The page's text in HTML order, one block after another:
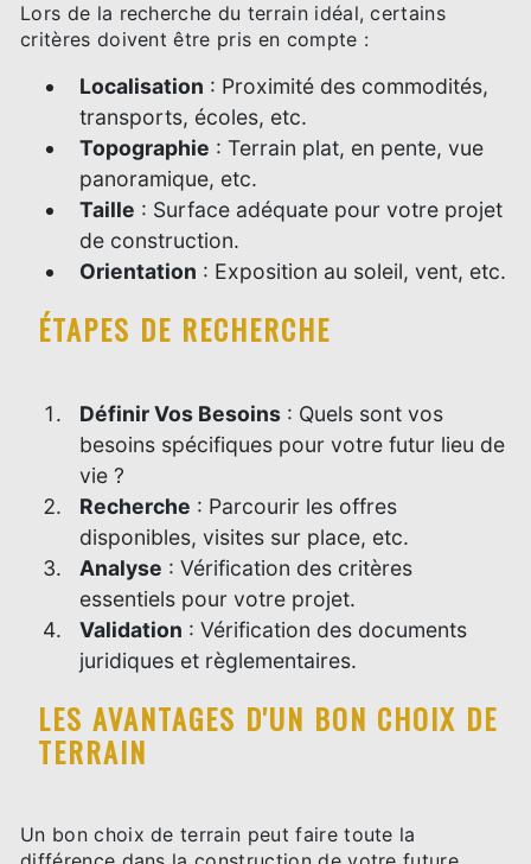
Lors de la recherche du terrain idéal, certains
critères doivent être pris en compte :
Localisation : Proximité des commodités,
transports, écoles, etc.
Topographie : Terrain plat, en pente, vue
panoramique, etc.
Taille : Surface adéquate pour votre projet
de construction.
Orientation : Exposition au soleil, vent, etc.
ÉTAPES DE RECHERCHE
Définir Vos Besoins : Quels sont vos
besoins spécifiques pour votre futur lieu de
vie ?
Recherche : Parcourir les offres
disponibles, visites sur place, etc.
Analyse : Vérification des critères
essentiels pour votre projet.
Validation : Vérification des documents
juridiques et règlementaires.
LES AVANTAGES D'UN BON CHOIX DE
TERRAIN
Un bon choix de terrain peut faire toute la